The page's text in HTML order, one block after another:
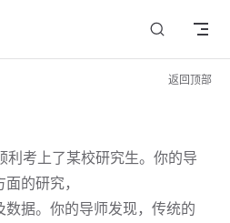
返回顶部
利考上了某校研究生。你的导
的研究，
数据。你的导师发现，传统的